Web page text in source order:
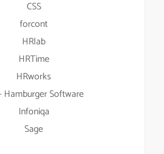
CSS
forcont
HRlab
HRTime
HRworks
Hamburger Software
Infoniqa
Sage